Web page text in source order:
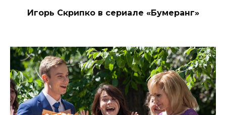
Игорь Скрипко в сериале «Бумеранг»